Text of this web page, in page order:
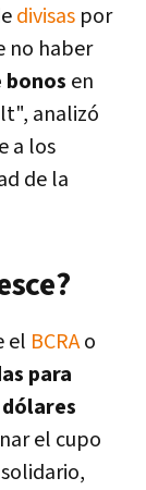
divisas por
no haber
bonos en
analizó
a los
de la
el BCRAo
para
el cupo